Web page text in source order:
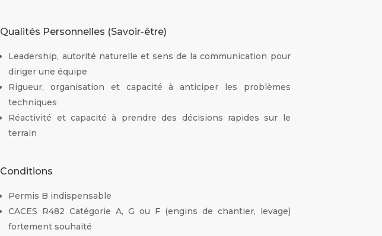
Qualités Personnelles (Savoir-être)
Leadership, autorité naturelle et sens de la communication pour
diriger une équipe
Rigueur, organisation et capacité à anticiper les problèmes
techniques
Réactivité et capacité à prendre des décisions rapides sur le
terrain
Conditions
Permis B indispensable
CACES R482 Catégorie A, G ou F (engins de chantier, levage)
fortement souhaité